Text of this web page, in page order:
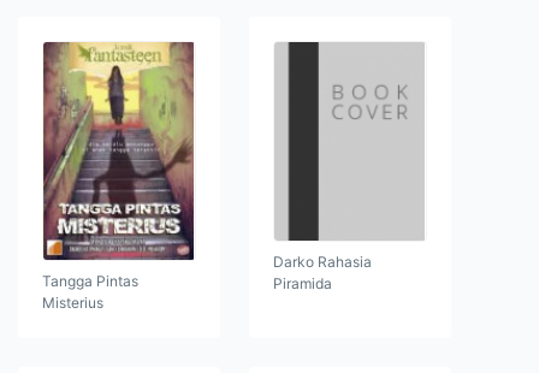
Tangga Pintas
Misterius
Darko Rahasia
Piramida